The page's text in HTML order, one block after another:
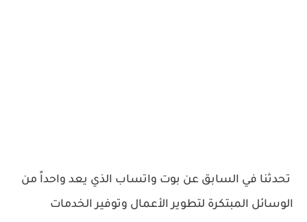
تحدثنا في السابق عن بوت واتساب الذي يعد واحداً من
الوسائل المبتكرة لتطوير الأعمال وتوفير الخدمات